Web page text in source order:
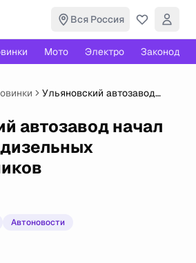
Вся Россия
Мото Электро
Ульяновский автозавод
внедорожников
автозавод начал
Автоновости